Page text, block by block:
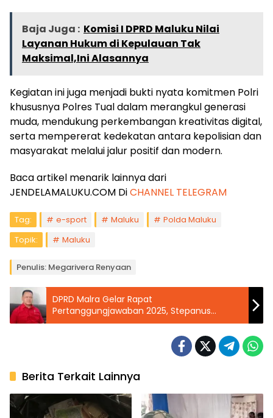
Baja Juga : Komisi I DPRD Maluku Nilai
Layanan Hukum di Kepulauan Tak
Maksimal,Ini Alasannya
Kegiatan ini juga menjadi bukti nyata komitmen Polri
khususnya Polres Tual dalam merangkul generasi
muda, mendukung perkembangan kreativitas digital,
serta mempererat kedekatan antara kepolisian dan
masyarakat melalui jalur positif dan modern.
Baca artikel menarik lainnya dari
JENDELAMALUKU.COM DiCHANNEL TELEGRAM
Tag: e-sport Maluku
Polda Maluku
Topik:
Maluku
Penulis: Megarivera Renyaan
DPRD Malra Gelar Rapat
Pertanggungjawaban 2025, Stepanus
Layanan Minta Komisi Terkait Tinjau
Berita Terkait Lainnya